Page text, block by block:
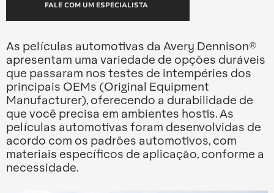
FALE COM UM ESPECIALISTA
As películas automotivas da Avery Dennison®
apresentam uma variedade de opções duráveis
que passaram nos testes de intempéries dos
principais OEMs (Original Equipment
Manufacturer), oferecendo a durabilidade de
que você precisa em ambientes hostis. As
películas automotivas foram desenvolvidas de
acordo com os padrões automotivos, com
materiais específicos de aplicação, conforme a
necessidade.